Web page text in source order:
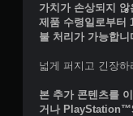
가치가 손상되지
제품 수령일로부터
불 처리가 가능합니
넓게 퍼지고 긴장
본 추가 콘텐츠를
거나